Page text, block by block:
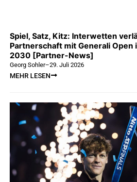
Spiel, Satz, Kitz: Interwetten
Partnerschaft mit Generali Open
2030 [Partner-News]
Georg Sohler–29. Juli 2026
MEHR LESEN